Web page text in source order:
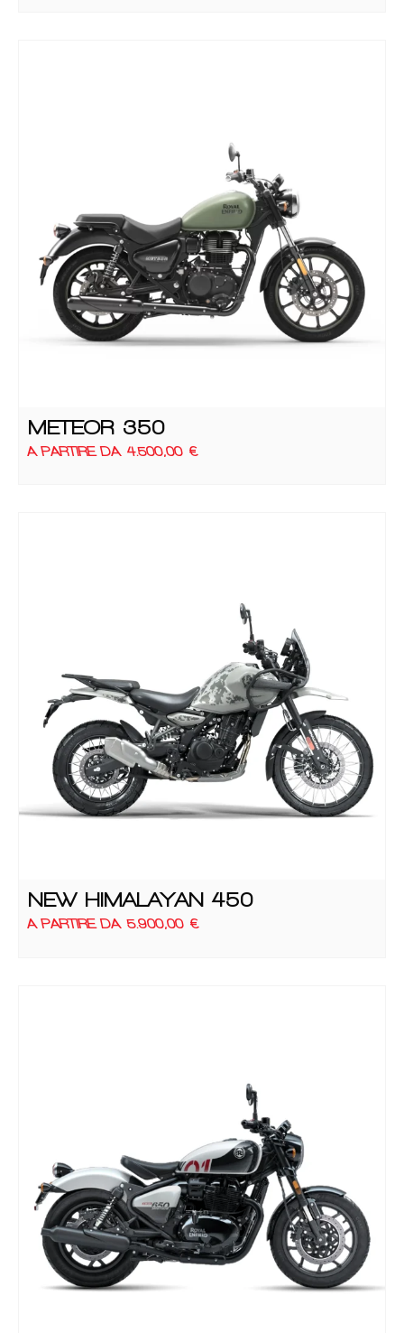
METEOR 350
A PARTIRE DA4.500,00€
NEW HIMALAYAN 450
A PARTIRE DA5.900,00€